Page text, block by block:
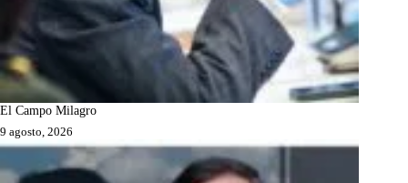
El Campo Milagro
9 agosto, 2026